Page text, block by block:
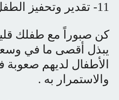
11- تقدير وتحفيز الطفل على المحاولة :
كن صبوراً مع طفلك
يبذل أقصى ما في
الأطفال لديهم صعوبة
والاستمرار به .